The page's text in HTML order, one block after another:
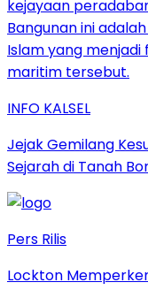
INFO KALSEL
Jejak Gemilang
Sejarah di Tanah
Pers Rilis
Lockton